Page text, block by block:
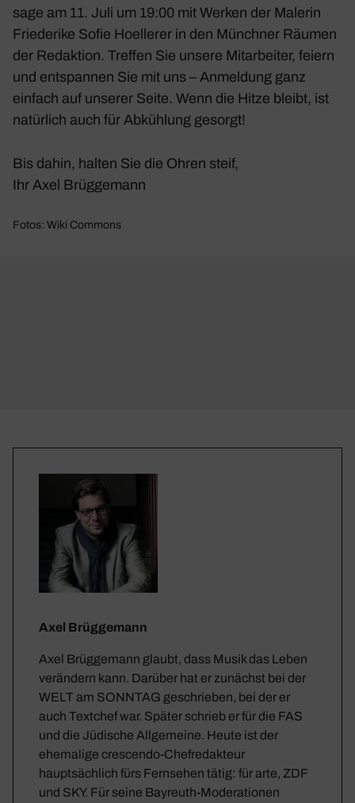
sage am 11. Juli um 19:00 mit Werken der Malerin
Frie­de­rike Sofie Hoel­lerer in den Münchner Räumen
der Redak­tion. Treffen Sie unsere Mitar­beiter, feiern
und entspannen Sie mit uns – Anmel­dung ganz
einfach auf unserer Seite. Wenn die Hitze bleibt, ist
natür­lich auch für Abküh­lung gesorgt!
Bis dahin, halten Sie die Ohren steif,
Ihr Axel Brüg­ge­mann
Fotos: Wiki Commons
Axel Brüggemann
Axel Brüggemann glaubt, dass Musik das Leben
verändern kann. Darüber hat er zunächst bei der
WELT am SONNTAG geschrieben, bei der er
auch Textchef war. Später schrieb er für die FAS
und die Jüdische Allgemeine. Heute ist der
ehemalige crescendo-Chefredakteur
hauptsächlich fürs Fernsehen tätig: für arte, ZDF
und SKY. Für seine Bayreuth-Moderationen